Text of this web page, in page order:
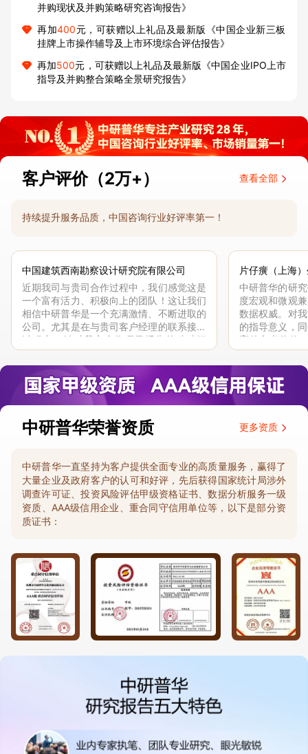
并购现状及并购策略研究咨询报告》
再加400元，可获赠以上礼品及最新版《中国企业新三板
挂牌上市操作辅导及上市环境综合评估报告》
再加500元，可获赠以上礼品及最新版《中国企业IPO上市
指导及并购整合策略全景研究报告》
客户评价（2万+） 查看全部
持续提升服务品质，中国咨询行业好评率第一！
中国建筑西南勘察设计研究院有限公司
近期我司与贵司合作过程中，我们感觉这是
一个富有活力、积极向上的团队！这让我们
相信中研普华是一个充满激情、不断进取的
公司。尤其是在与贵司客户经理的联系接洽
过程中，针对我方合作项目报告的种种细
节，及时细致缜密地协助与项目部沟通、探
讨和完善...
片仔癀（上海
中研普华的研
度宏观和微观
数据权威。对
的指导意义，
高的参考价值
体化”服务和行
司继续...
中研普华荣誉资质 更多资质
中研普华一直坚持为客户提供全面专业的高质量服务，赢得了
大量企业及政府客户的认可和好评，先后获得国家统计局涉外
调查许可证、投资风险评估甲级资格证书、数据分析服务一级
资质、AAA级信用企业、重合同守信用单位等，以下是部分资
质证书：